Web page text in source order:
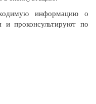
информацию о
и проконсультируют по